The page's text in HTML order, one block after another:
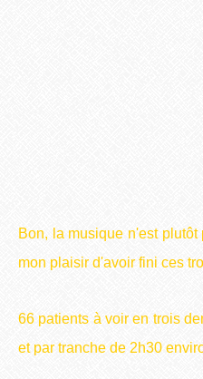
Bon, la musique n'est
mon plaisir d'avoir fini ces
66 patients à voir en trois
et par tranche de 2h30